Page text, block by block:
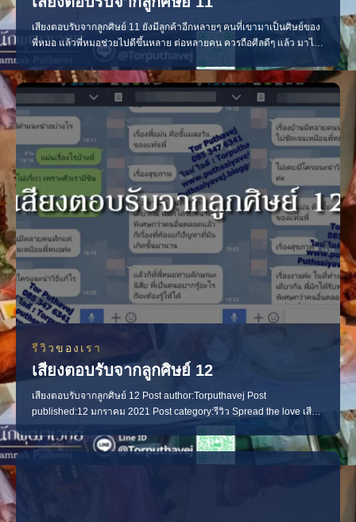
เสียงตอบรับจากลูกศิษย์ 11 ยังมีลูกค้าอีกหลายๆ คนที่เขามาเป็นศิษย์ของ
พี่หมอ แล้วพี่หมอช่วยไปดีขึ้นหลาย ต่อหลายคน ควรถือศีลดีๆ แล้ว มาไถ่
ถามเรื่องของพิธีตนเองกับพี่หมอบ่อยๆ นะครับ ลงคาถาไป ยังไงก็ต้องดีขึ้น
เคสนี้ ล้างของให้แฟนแฟนดีขึ้นแต่พลาดนิดหน่อย เหอๆๆ ดูดวงไปบอกว่า
พี่หมอแป้ะมาก เคสนี้เอามาให้อ่า
รีวิวของเรา
เสียงตอบรับจากลูกศิษย์ 12
เสียงตอบรับจากลูกศิษย์ 12 Post author:Torputhavej Post
published:12 มกราคม 2021 Post category:รีวิว Spread the love เสียง
ตอบรับจากลูกศิษย์ 12 เว็บผมมีลูกค้ามาดูดวงเยอะมากในแต่ละวัน จนวัน
นี้ประมาณ) ตั้งแต่เปิดเว็บ ลูกค้าก็หลากหมาย บ้างคนก็มาทำพิธี บางคนก็
ติดต่อคุยกันตลอด บางคนก็ลบหายไปไหนไม่ทราบ ต่อก